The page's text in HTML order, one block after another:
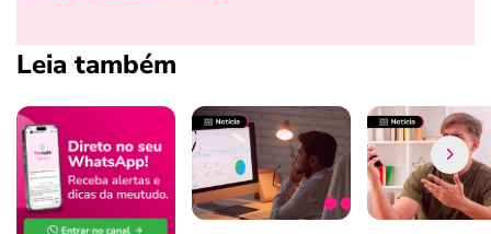
Leia também